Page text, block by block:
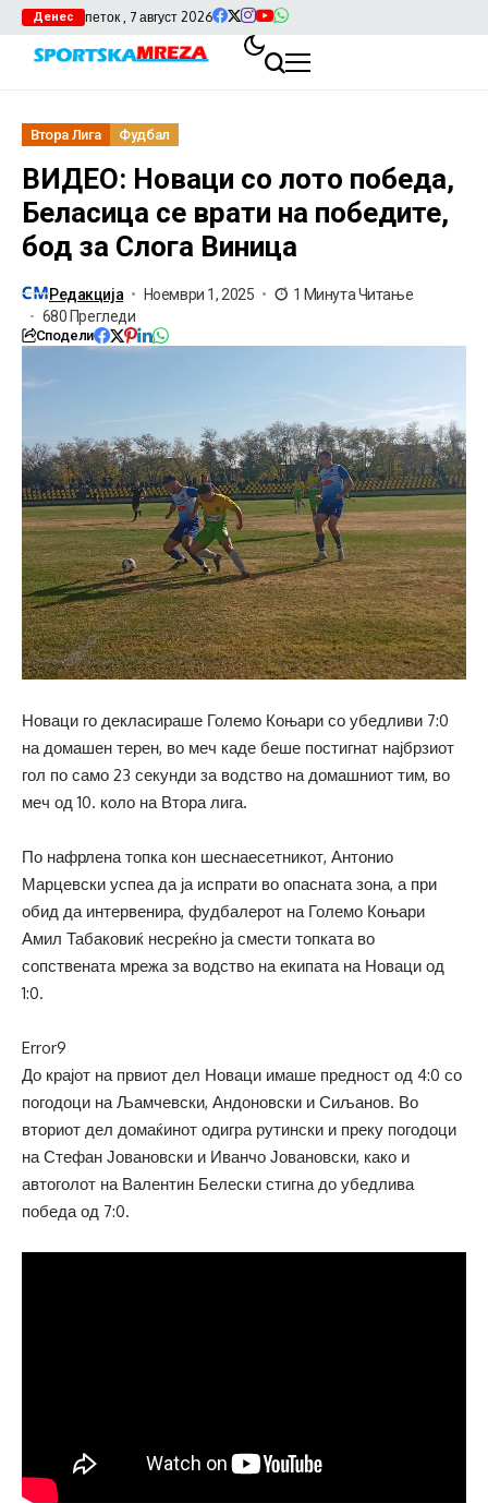
Денес петок , 7 август 2026
Втора Лига Фудбал
ВИДЕО: Новаци со лото победа,
Беласица се врати на победите,
бод за Слога Виница
Редакција Ноември 1, 2025
1 Минута Читање
680 Прегледи
Сподели
Новаци го декласираше Големо Коњари со убедливи 7:0
на домашен терен, во меч каде беше постигнат најбрзиот
гол по само 23 секунди за водство на домашниот тим, во
меч од 10. коло на Втора лига.
По нафрлена топка кон шеснаесетникот, Антонио
Марцевски успеа да ја испрати во опасната зона, а при
обид да интервенира, фудбалерот на Големо Коњари
Амил Табаковиќ несреќно ја смести топката во
сопствената мрежа за водство на екипата на Новаци од
1:0.
Error9
До крајот на првиот дел Новаци имаше предност од 4:0 со
погодоци на Љамчевски, Андоновски и Сиљанов. Во
вториот дел домаќинот одигра рутински и преку погодоци
на Стефан Јовановски и Иванчо Јовановски, како и
автоголот на Валентин Белески стигна до убедлива
победа од 7:0.